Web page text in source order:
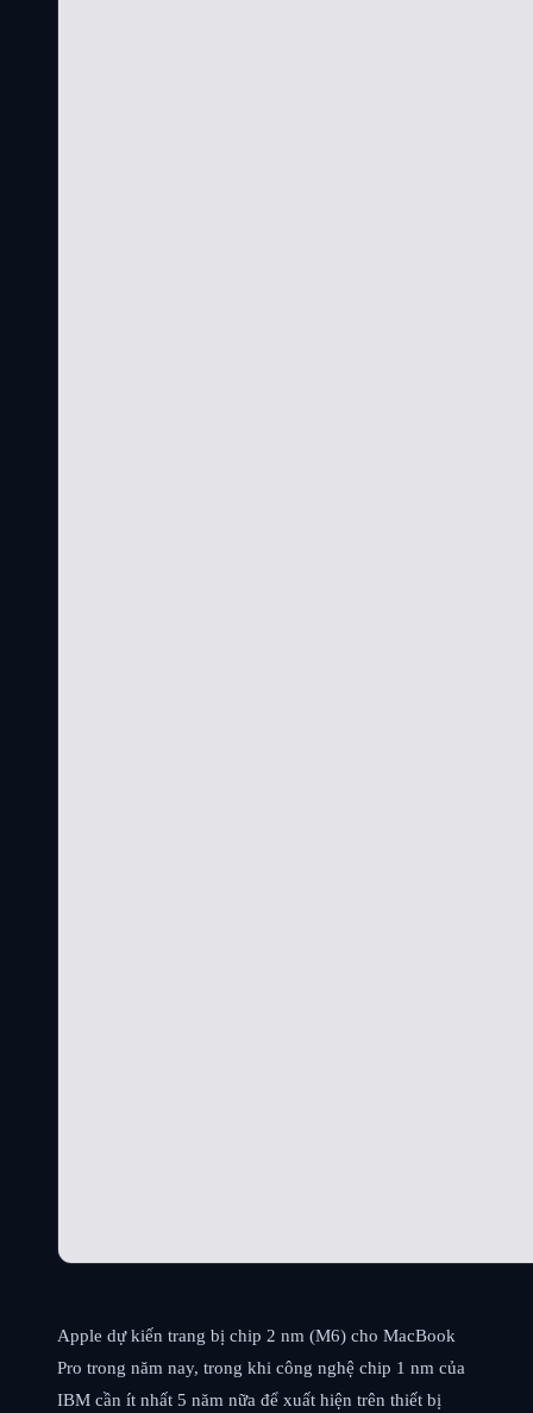
Apple dự kiến trang bị chip 2 nm (M6) cho MacBook
Pro trong năm nay, trong khi công nghệ chip 1 nm của
IBM cần ít nhất 5 năm nữa để xuất hiện trên thiết bị